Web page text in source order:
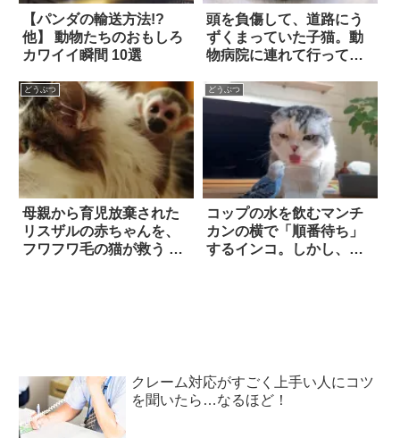
【パンダの輸送方法!?
他】 動物たちのおもしろ
カワイイ瞬間 10選
頭を負傷して、道路にう
ずくまっていた子猫。動
物病院に連れて行っても
の、翌日もう1度見に行く
どうぶつ
母親から育児放棄された
リスザルの赤ちゃんを、
フワフワ毛の猫が救う 7
どうぶつ
コップの水を飲むマンチ
カンの横で「順番待ち」
するインコ。しかし、待
クレーム対応がすごく上手い人にコツ
を聞いたら…なるほど！